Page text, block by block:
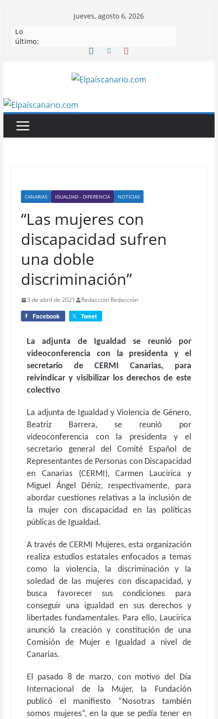
contenido
jueves, agosto 6, 2026
Lo
último:
CANARIAS IGUALDAD - DIFERENCIA NOTICIAS
“Las mujeres con
discapacidad sufren
una doble
discriminación”
3 de abril de 2021 Redacción Redacción
Facebook Tweet
La adjunta de Igualdad se reunió por
videoconferencia con la presidenta y el
secretario de CERMI Canarias, para
reivindicar y visibilizar los derechos de este
colectivo
La adjunta de Igualdad y Violencia de Género,
Beatriz Barrera, se reunió por
videoconferencia con la presidenta y el
secretario general del Comité Español de
Representantes de Personas con Discapacidad
en Canarias (CERMI), Carmen Laucirica y
Miguel Ángel Déniz, respectivamente, para
abordar cuestiones relativas a la inclusión de
la mujer con discapacidad en las políticas
públicas de Igualdad.
A través de CERMI Mujeres, esta organización
realiza estudios estatales enfocados a temas
como la violencia, la discriminación y la
soledad de las mujeres con discapacidad, y
busca favorecer sus condiciones para
conseguir una igualdad en sus derechos y
libertades fundamentales. Para ello, Laucirica
anunció la creación y constitución de una
Comisión de Mujer e Igualdad a nivel de
Canarias.
El pasado 8 de marzo, con motivo del Día
Internacional de la Mujer, la Fundación
publicó el manifiesto “Nosotras también
somos mujeres”, en la que se pedía tener en